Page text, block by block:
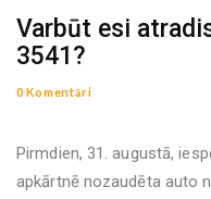
Varbūt esi
3541?
0 Komentāri
Pirmdien, 31. augustā,
apkārtnē nozaudēta auto